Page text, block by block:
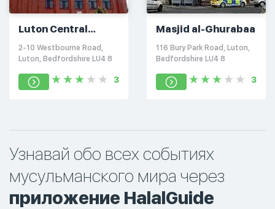
Luton Central
Mosque
2-10 Westbourne Road,
Luton, Bedfordshire LU4 8
3
Masjid al-Ghurabaa
116 Bury Park Road, Luton,
Bedfordshire LU4 8
3
Узнавай обо всех событиях
мусульманского мира через
приложение HalalGuide